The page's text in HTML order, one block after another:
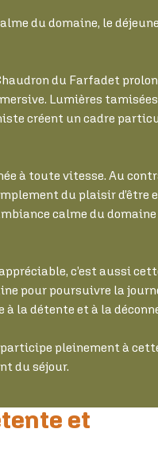
du domaine, le
du Farfadet
Lumières
créent un cadre
à toute vitesse. Au
du plaisir d’être
calme du
c’est aussi
pour poursuivre la
la détente et à la
participe pleinement à
du séjour.
et